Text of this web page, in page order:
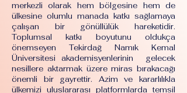
merkezli olarak hem bölgesine hem de
ülkesine olumlu manada katkı sağlamaya
çalışan bir gönüllülük hareketidir.
Toplumsal katkı boyutunu oldukça
önemseyen Tekirdağ Namık Kemal
Üniversitesi akademisyenlerinin gelecek
nesillere aktarmak üzere miras bırakacağı
önemli bir gayrettir. Azim ve kararlılıkla
ülkemizi uluslararası platformlarda temsil